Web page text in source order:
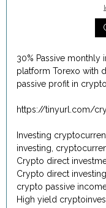
30% Passive
platform Torexo with
passive profit in
https://tinyurl.com/
Investing
investing,
Crypto direct
Crypto direct
crypto passive
High yield